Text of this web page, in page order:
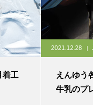
工
2021.12.28
えんゆう
牛乳のプ